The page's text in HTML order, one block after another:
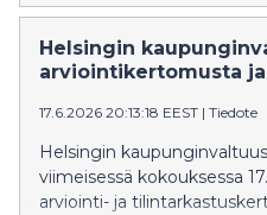
Helsingin
arviointikertomusta
17.6.2026 20:13:18 EEST | Tiedote
Helsingin
viimeisessä kokouksessa
arviointi- ja